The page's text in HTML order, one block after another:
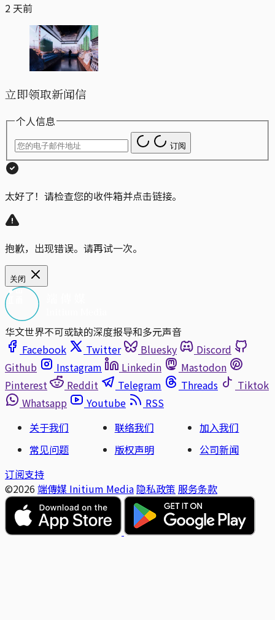
2 天前
立即领取新闻信
个人信息
订阅
太好了！请检查您的收件箱并点击链接。
抱歉，出现错误。请再试一次。
关闭
华文世界不可或缺的深度报导和多元声音
Facebook
Twitter Bluesky
Discord
Github
Instagram Linkedin
Mastodon
Pinterest
Reddit Telegram Threads
Tiktok
Whatsapp
Youtube
RSS
关于我们
联络我们
加入我们
常见问题
版权声明
公司新闻
订阅支持
©2026 端傳媒 Initium Media 隐私政策 服务条款